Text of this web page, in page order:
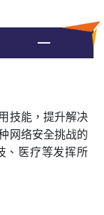
技能，提升解决
网络安全挑战的
、医疗等发挥所